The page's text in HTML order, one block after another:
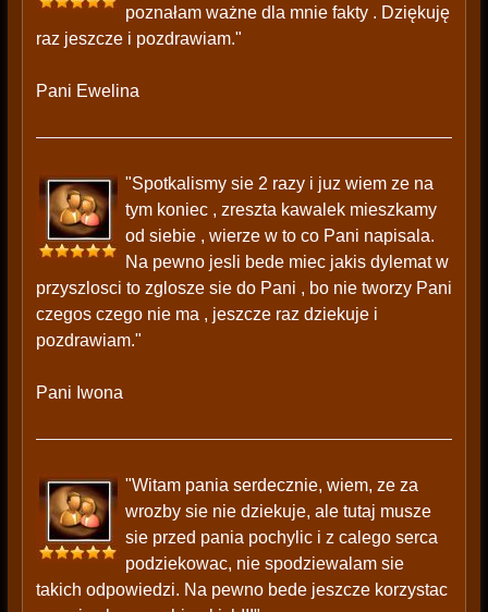
poznałam ważne dla mnie fakty . Dziękuję
raz jeszcze i pozdrawiam."
Pani Ewelina
"Spotkalismy sie 2 razy i juz wiem ze na
tym koniec , zreszta kawalek mieszkamy
od siebie , wierze w to co Pani napisala.
Na pewno jesli bede miec jakis dylemat w
przyszlosci to zglosze sie do Pani , bo nie tworzy Pani
czegos czego nie ma , jeszcze raz dziekuje i
pozdrawiam."
Pani Iwona
"Witam pania serdecznie, wiem, ze za
wrozby sie nie dziekuje, ale tutaj musze
sie przed pania pochylic i z calego serca
podziekowac, nie spodziewalam sie
takich odpowiedzi. Na pewno bede jeszcze korzystac